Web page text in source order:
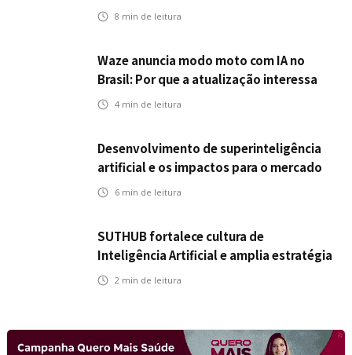
seguros
8 min de leitura
Waze anuncia modo moto com IA no
Brasil: Por que a atualização interessa
ao mercado segurador?
4 min de leitura
Desenvolvimento de superinteligência
artificial e os impactos para o mercado
de seguros
6 min de leitura
SUTHUB fortalece cultura de
Inteligência Artificial e amplia estratégia
para toda a organização
2 min de leitura